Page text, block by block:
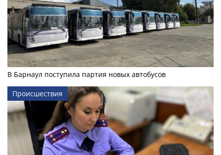
В Барнаул поступила партия новых автобусов
Происшествия